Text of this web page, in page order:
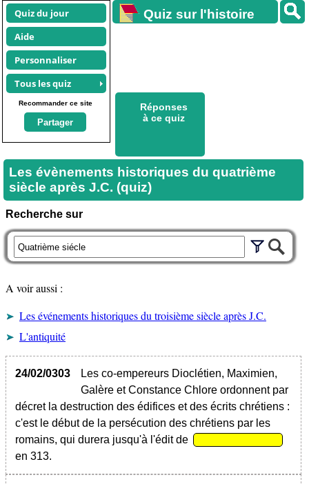
Quiz du jour
Aide
Personnaliser
Tous les quiz
Recommander ce site
Partager
Quiz sur l'histoire
Réponses
à ce quiz
Les évènements historiques du quatrième
siècle après J.C. (quiz)
Recherche sur
A voir aussi :
Les événements historiques du troisième siècle après J.C.
L'antiquité
24/02/0303
Les co-empereurs Dioclétien, Maximien,
Galère et Constance Chlore ordonnent par
décret la destruction des édifices et des écrits chrétiens :
c'est le début de la persécution des chrétiens par les
romains, qui durera jusqu'à l'édit de
en 313.